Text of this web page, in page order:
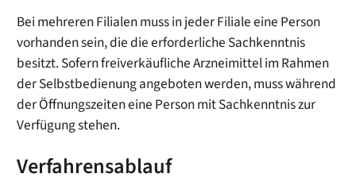
Bei mehreren Filialen muss in jeder Filiale eine Person
vorhanden sein, die die erforderliche Sachkenntnis
besitzt. Sofern freiverkäufliche Arzneimittel im Rahmen
der Selbstbedienung angeboten werden, muss während
der Öffnungszeiten eine Person mit Sachkenntnis zur
Verfügung stehen.
Verfahrensablauf